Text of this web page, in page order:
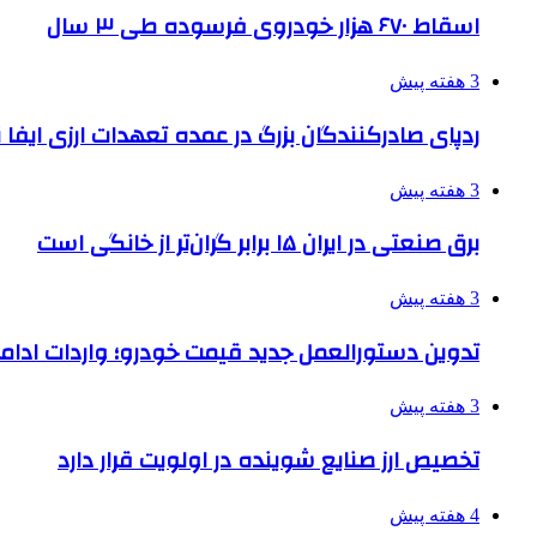
اسقاط ۶۷۰ هزار خودروی فرسوده طی ۳ سال
3 هفته پیش
ردپای صادرکنندگان بزرگ در عمده تعهدات ارزی
3 هفته پیش
برق صنعتی در ایران ۱۵ برابر گران‌تر از خانگی است
3 هفته پیش
تدوین دستورالعمل جدید قیمت خودرو؛ واردات
3 هفته پیش
تخصیص ارز صنایع شوینده در اولویت قرار دارد
4 هفته پیش